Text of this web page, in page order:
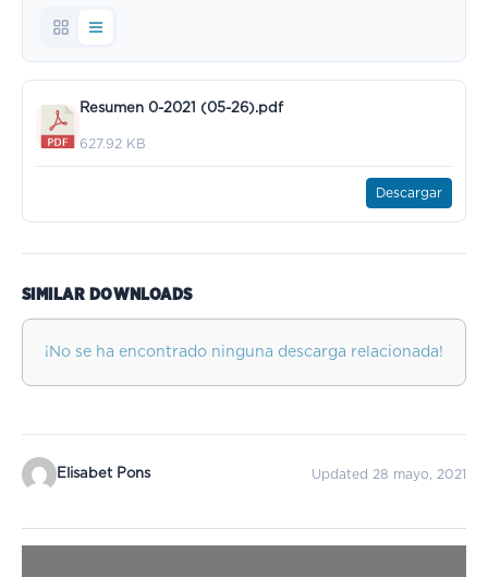
Resumen 0-2021 (05-26).pdf
627.92 KB
Descargar
SIMILAR DOWNLOADS
¡No se ha encontrado ninguna descarga relacionada!
Elisabet Pons Updated 28 mayo, 2021